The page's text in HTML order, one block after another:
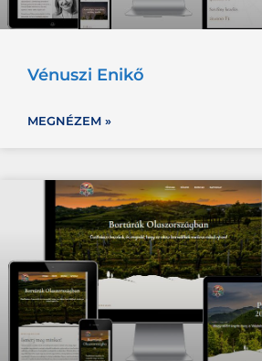
Vénuszi Enikő
MEGNÉZEM »